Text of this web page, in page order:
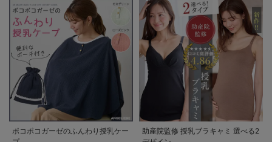
ポコポコガーゼのふんわり授乳ケー
助産院監修 授乳ブラキャミ 選べる2